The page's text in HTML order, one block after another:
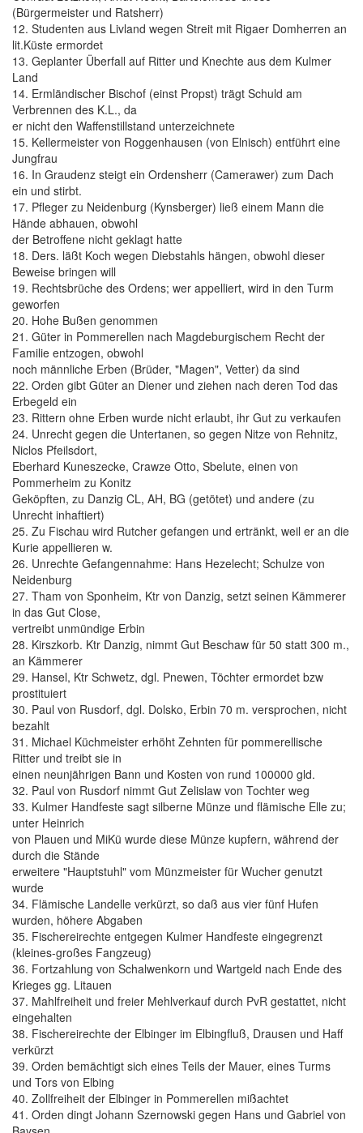
(Bürgermeister und Ratsherr)
12. Studenten aus Livland wegen Streit mit Rigaer Domherren an
lit.Küste ermordet
13. Geplanter Überfall auf Ritter und Knechte aus dem Kulmer
Land
14. Ermländischer Bischof (einst Propst) trägt Schuld am
Verbrennen des K.L., da
er nicht den Waffenstillstand unterzeichnete
15. Kellermeister von Roggenhausen (von Elnisch) entführt eine
Jungfrau
16. In Graudenz steigt ein Ordensherr (Camerawer) zum Dach
ein und stirbt.
17. Pfleger zu Neidenburg (Kynsberger) ließ einem Mann die
Hände abhauen, obwohl
der Betroffene nicht geklagt hatte
18. Ders. läßt Koch wegen Diebstahls hängen, obwohl dieser
Beweise bringen will
19. Rechtsbrüche des Ordens; wer appelliert, wird in den Turm
geworfen
20. Hohe Bußen genommen
21. Güter in Pommerellen nach Magdeburgischem Recht der
Familie entzogen, obwohl
noch männliche Erben (Brüder, "Magen", Vetter) da sind
22. Orden gibt Güter an Diener und ziehen nach deren Tod das
Erbegeld ein
23. Rittern ohne Erben wurde nicht erlaubt, ihr Gut zu verkaufen
24. Unrecht gegen die Untertanen, so gegen Nitze von Rehnitz,
Niclos Pfeilsdort,
Eberhard Kuneszecke, Crawze Otto, Sbelute, einen von
Pommerheim zu Konitz
Geköpften, zu Danzig CL, AH, BG (getötet) und andere (zu
Unrecht inhaftiert)
25. Zu Fischau wird Rutcher gefangen und ertränkt, weil er an die
Kurie appellieren w.
26. Unrechte Gefangennahme: Hans Hezelecht; Schulze von
Neidenburg
27. Tham von Sponheim, Ktr von Danzig, setzt seinen Kämmerer
in das Gut Close,
vertreibt unmündige Erbin
28. Kirszkorb. Ktr Danzig, nimmt Gut Beschaw für 50 statt 300 m.,
an Kämmerer
29. Hansel, Ktr Schwetz, dgl. Pnewen, Töchter ermordet bzw
prostituiert
30. Paul von Rusdorf, dgl. Dolsko, Erbin 70 m. versprochen, nicht
bezahlt
31. Michael Küchmeister erhöht Zehnten für pommerellische
Ritter und treibt sie in
einen neunjährigen Bann und Kosten von rund 100000 gld.
32. Paul von Rusdorf nimmt Gut Zelislaw von Tochter weg
33. Kulmer Handfeste sagt silberne Münze und flämische Elle zu;
unter Heinrich
von Plauen und MiKü wurde diese Münze kupfern, während der
durch die Stände
erweitere "Hauptstuhl" vom Münzmeister für Wucher genutzt
wurde
34. Flämische Landelle verkürzt, so daß aus vier fünf Hufen
wurden, höhere Abgaben
35. Fischereirechte entgegen Kulmer Handfeste eingegrenzt
(kleines-großes Fangzeug)
36. Fortzahlung von Schalwenkorn und Wartgeld nach Ende des
Krieges gg. Litauen
37. Mahlfreiheit und freier Mehlverkauf durch PvR gestattet, nicht
eingehalten
38. Fischereirechte der Elbinger im Elbingfluß, Drausen und Haff
verkürzt
39. Orden bemächtigt sich eines Teils der Mauer, eines Turms
und Tors von Elbing
40. Zollfreiheit der Elbinger in Pommerellen mißachtet
41. Orden dingt Johann Szernowski gegen Hans und Gabriel von